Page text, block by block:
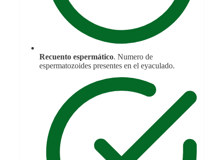
Recuento espermático. Numero de
espermatozoides presentes en el eyaculado.